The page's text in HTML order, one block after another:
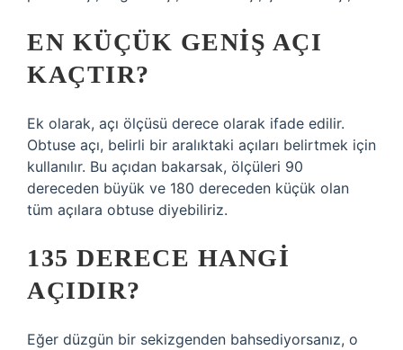
EN KÜÇÜK GENIŞ AÇI
KAÇTIR?
Ek olarak, açı ölçüsü derece olarak ifade edilir.
Obtuse açı, belirli bir aralıktaki açıları belirtmek için
kullanılır. Bu açıdan bakarsak, ölçüleri 90
dereceden büyük ve 180 dereceden küçük olan
tüm açılara obtuse diyebiliriz.
135 DERECE HANGI
AÇIDIR?
Eğer düzgün bir sekizgenden bahsediyorsanız, o